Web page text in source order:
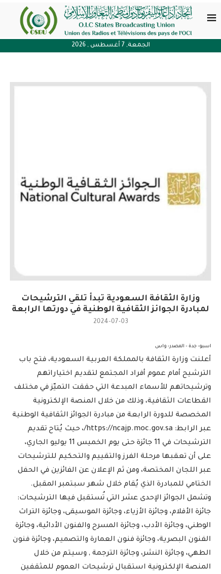
الجمعة, 7 أغسطس , 2026
وزارة الثقافة السعودية تبدأ تلقي الترشيحات
لمبادرة الجوائز الثقافية الوطنية في دورتها الرابعة
2024-07-03
اسبو- جدة – المصدر- واس
أعلنت وزارة الثقافة بالمملكة العربية السعودية، فتح باب
الترشيح أمام عموم أفراد المجتمع لتقديم اختياراتهم
وترشيحاتهم للأسماء المبدعة التي حققت التميّز في مختلف
القطاعات الثقافية، وذلك من خلال المنصة الإلكترونية
المخصصة للدورة الرابعة من مبادرة الجوائز الثقافية الوطنية
عبر الرابط: https://ncajp.moc.gov.sa/، حيث يُتاح تقديم
الترشيحات في 11 جائزة حتى يوم الخميس 11 يوليو الجاري،
على أن تعقبها مرحلة الفرز والتقييم والتحكيم للترشيحات
عبر اللجان المختصة، ومن ثم الإعلان عن الفائزين في الحفل
الختامي للمبادرة الذي يُقام خلال شهر سبتمبر المقبل.
وتشمل الجوائز الإحدى عشر التي تُستقبل فيها الترشيحات:
جائزة الأفلام، وجائزة الأزياء، وجائزة الموسيقى، وجائزة التراث
الوطني، وجائزة الأدب، وجائزة المسرح والفنون الأدائية، وجائزة
الفنون البصرية، وجائزة فنون العمارة والتصميم، وجائزة فنون
الطهي، وجائزة النشر، وجائزة الترجمة , وسيتم من خلال
المنصة الإلكترونية استقبال ترشيحات العموم للمثقفين